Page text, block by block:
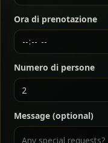
Ater Kik
Split peas gently
onion sauce —
butter — bold,
way for maximum
Chef note: a must-try
Ora di prenotazione
Numero di persone
Message (optional)